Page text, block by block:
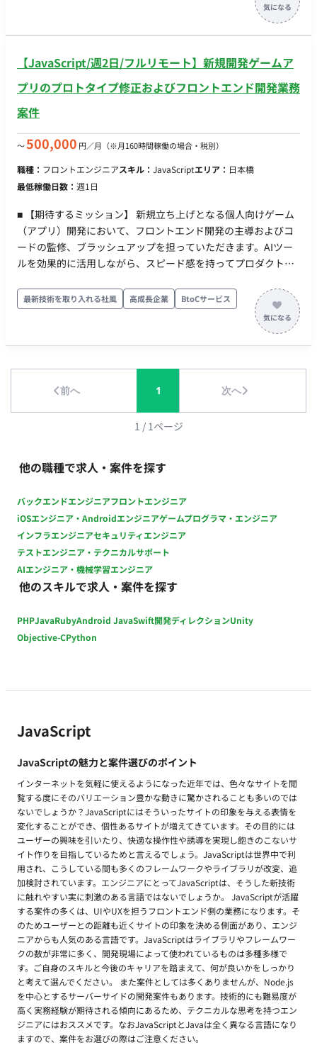
ネージャー：1名 ・開発担当：2名 ◆主な開発環境・ツール◆
ョンツール：Slack・Notion ・ソースコード・バージョン管
理：Git
【JavaScript/週2日/フルリモート】新規開発ゲームア
プリのプロトタイプ修正およびフロントエンド開発業務
案件
〜500,000 円／月 （※月160時間稼働の場合・税別）
職種： フロントエンジニアスキル： JavaScriptエリア： 日本橋
最低稼働日数： 週1日
■ 【期待するミッション】 新規立ち上げとなる個人向けゲーム
（アプリ）開発において、フロントエンド開発の主導およびコ
ードの監修、ブラッシュアップを担っていただきます。AIツー
ルを効果的に活用しながら、スピード感を持ってプロダクトの
内容・担当工程】 【フロントエンド開発およびコード監修】 構
築済みのプロトタイプ（土台）をベースに、フロントエンドの
ソースコード管理、リファクタリング、および追加機能の実装
を行います。また、AIツール（Claude等）を駆使した効率的な
モート稼働 ・フレックス稼働
最新技術を取り入れる社風 高成長企業 BtoCサービス
前へ 1 次へ
1 / 1ページ
他の職種で求人・案件を探す
バックエンドエンジニアフロントエンジニア
iOSエンジニア・Androidエンジニアゲームプログラマ・エンジニア
インフラエンジニアセキュリティエンジニア
テストエンジニア・テクニカルサポート
AIエンジニア・機械学習エンジニア
他のスキルで求人・案件を探す
PHPJavaRubyAndroid JavaSwift開発ディレクションUnity
Objective-CPython
JavaScript
JavaScriptの魅力と案件選びのポイント
インターネットを気軽に使えるようになった近年では、色々なサイトを閲
覧する度にそのバリエーション豊かな動きに驚かされることも多いのでは
ないでしょうか？JavaScriptにはそういったサイトの印象を与える表情を
変化することができ、個性あるサイトが増えてきています。その目的には
ユーザーの興味を引いたり、快適な操作性や誘導を実現し飽きのこないサ
イト作りを目指しているためと言えるでしょう。JavaScriptは世界中で利
用され、こうしている間も多くのフレームワークやライブラリが改変、追
加検討されています。エンジニアにとってJavaScriptは、そうした新技術
に触れやすい実に刺激のある言語ではないでしょうか。 JavaScriptが活躍
する案件の多くは、UIやUXを担うフロントエンド側の業務になります。そ
のためユーザーとの距離も近くサイトの印象を決める側面があり、エンジ
ニアからも人気のある言語です。JavaScriptはライブラリやフレームワー
クの数が非常に多く、開発現場によって使われているものは多種多様で
す。ご自身のスキルと今後のキャリアを踏まえて、何が良いかをしっかり
と考えて選んでください。 また案件としては多くありませんが、Node.js
を中心とするサーバーサイドの開発案件もあります。技術的にも難易度が
高く実務経験が期待される傾向にあるため、テクニカルな思考を持つエン
ジニアにはおススメです。なおJavaScriptとJavaは全く異なる言語になり
ますので、案件をお選びの際はご注意ください。